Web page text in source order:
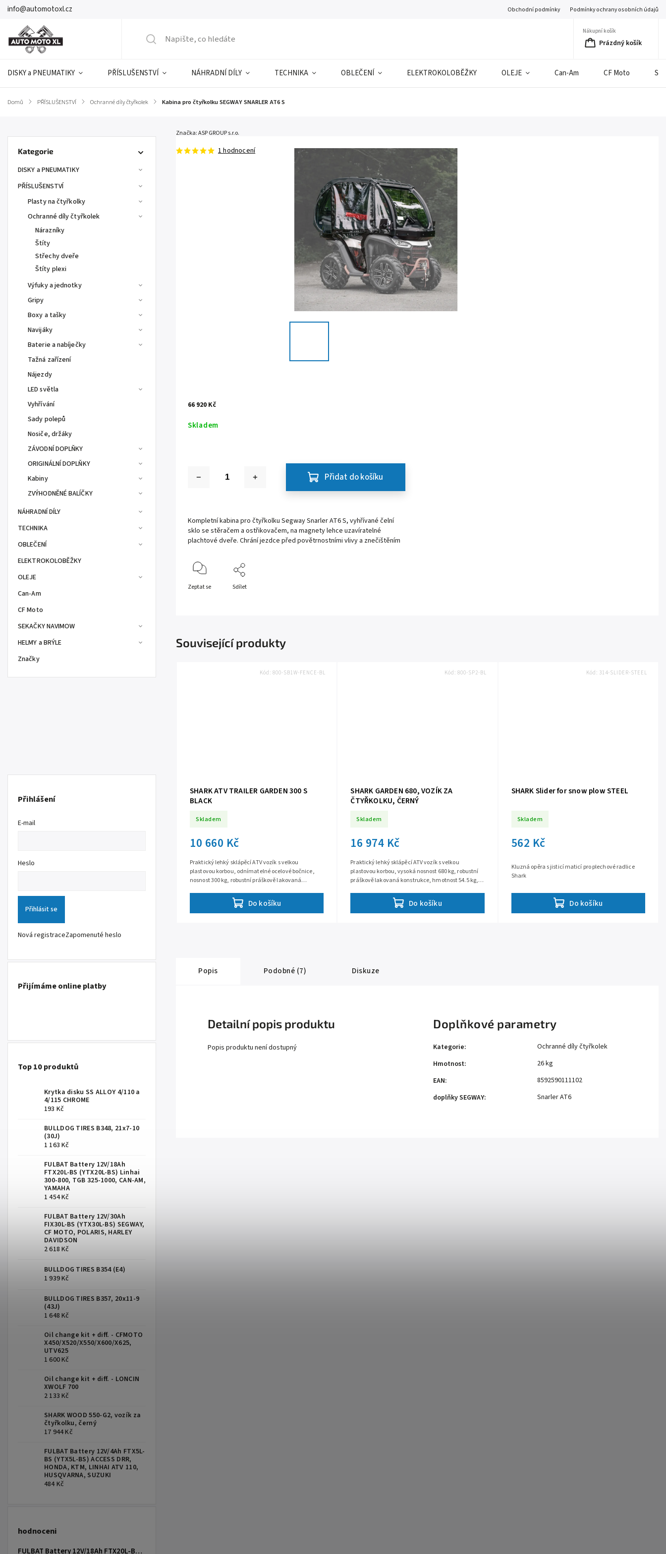
info@automotoxl.cz Obchodní podmínky Podmínky ochrany osobních údajů
Nákupní košík
Prázdný košík
DISKY a PNEUMATIKY PŘÍSLUŠENSTVÍ NÁHRADNÍ DÍLY TECHNIKA OBLEČENÍ ELEKTROKOLOBĚŽKY OLEJE Can-Am CF Moto
Domů / PŘÍSLUŠENSTVÍ / Ochranné díly čtyřkolek / Kabina pro čtyřkolku SEGWAY SNARLER AT6 S
Kategorie
DISKY a PNEUMATIKY
PŘÍSLUŠENSTVÍ
Plasty na čtyřkolky
Ochranné díly čtyřkolek
Nárazníky
Štíty
Střechy dveře
Štíty plexi
Výfuky a jednotky
Gripy
Boxy a tašky
Navijáky
Baterie a nabíječky
Tažná zařízení
Nájezdy
LED světla
Vyhřívání
Sady polepů
Nosiče, držáky
ZÁVODNÍ DOPLŇKY
ORIGINÁLNÍ DOPLŇKY
Kabiny
ZVÝHODNĚNÉ BALÍČKY
NÁHRADNÍ DÍLY
TECHNIKA
OBLEČENÍ
ELEKTROKOLOBĚŽKY
OLEJE
Can-Am
CF Moto
SEKAČKY NAVIMOW
HELMY a BRÝLE
Značky
Přihlášení
E-mail
Heslo
Přihlásit se
Nová registraceZapomenuté heslo
Přijímáme online platby
Top 10 produktů
Krytka disku SS ALLOY 4/110 a
4/115 CHROME
193 Kč
BULLDOG TIRES B348, 21x7-10
(30J)
1 163 Kč
FULBAT Battery 12V/18Ah
FTX20L-BS (YTX20L-BS) Linhai
300-800, TGB 325-1000, CAN-AM,
YAMAHA
1 454 Kč
FULBAT Battery 12V/30Ah
FIX30L-BS (YTX30L-BS) SEGWAY,
CF MOTO, POLARIS, HARLEY
DAVIDSON
2 618 Kč
BULLDOG TIRES B354 (E4)
1 939 Kč
BULLDOG TIRES B357, 20x11-9
(43J)
1 648 Kč
Oil change kit + diff. - CFMOTO
X450/X520/X550/X600/X625,
UTV625
1 600 Kč
Oil change kit + diff. - LONCIN
XWOLF 700
2 133 Kč
SHARK WOOD 550-G2, vozík za
čtyřkolku, černý
17 944 Kč
FULBAT Battery 12V/4Ah FTX5L-
BS (YTX5L-BS) ACCESS DRR,
HONDA, KTM, LINHAI ATV 110,
HUSQVARNA, SUZUKI
484 Kč
hodnoceni
FULBAT Battery 12V/18Ah FTX20L-BS (YTX20L-BS) Linhai 300-800, TGB 325-1000, CAN-AM, YAMAHA
1 hodnocení
Značka:ASP GROUP s.r.o.
66 920 Kč
Skladem
Přidat do košíku
Kompletní kabina pro čtyřkolku Segway Snarler AT6 S, vyhřívané čelní
sklo se stěračem a ostřikovačem, na magnety lehce uzavíratelné
plachtové dveře. Chrání jezdce před povětrnostními vlivy a znečištěním
Zeptat se Sdílet
Související produkty
SHARK ATV TRAILER GARDEN 300 S
BLACK
Skladem
10 660 Kč
Do košíku
Praktický lehký sklápěcí ATV vozík s velkou
plastovou korbou, odnímatelné ocelové bočnice,
nosnost 300 kg, robustní práškově lakovaná
Kód:800-SB1W-FENCE-BL
SHARK GARDEN 680, VOZÍK ZA
ČTYŘKOLKU, ČERNÝ
Skladem
16 974 Kč
Do košíku
Praktický lehký sklápěcí ATV vozík s velkou
plastovou korbou, vysoká nosnost 680 kg, robustní
práškově lakovaná konstrukce, hmotnost 54.5 kg,
Kód: 800-SP2-BL
SHARK Slider for snow plow STEEL
Skladem
562 Kč
Do košíku
Kluzná opěra s jisticí maticí pro plechové radlice
Shark
Kód: 314-SLIDER-STEEL
Popis Podobné (7) Diskuze
Detailní popis produktu
Popis produktu není dostupný
Doplňkové parametry
Kategorie:
Ochranné díly čtyřkolek
Hmotnost:
26 kg
EAN:
8592590111102
doplňky SEGWAY: Snarler AT6